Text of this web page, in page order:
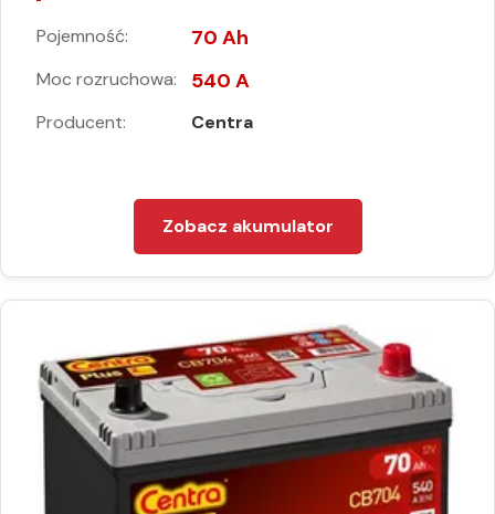
Pojemność: 70 Ah
Moc rozruchowa: 540 A
Producent: Centra
Zobacz akumulator